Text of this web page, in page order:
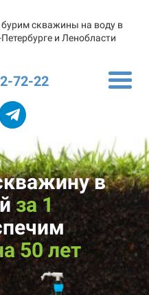
бурим скважины на воду в
и Ленобласти
72-22
в
за 1
50 лет